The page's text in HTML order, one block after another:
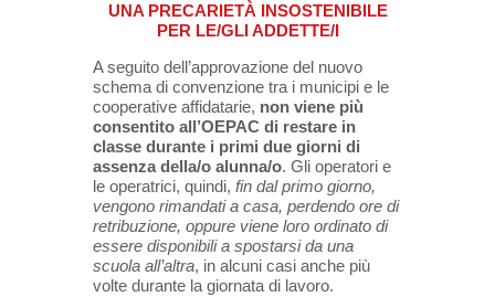
UNA PRECARIETÀ INSOSTENIBILE
PER LE/GLI ADDETTE/I
A seguito dell’approvazione del nuovo
schema di convenzione tra i municipi e le
cooperative affidatarie, non viene più
consentito all’OEPAC di restare in
classe durante i primi due giorni di
assenza della/o alunna/o. Gli operatori e
le operatrici, quindi, fin dal primo giorno,
vengono rimandati a casa, perdendo ore di
retribuzione, oppure viene loro ordinato di
essere disponibili a spostarsi da una
scuola all’altra, in alcuni casi anche più
volte durante la giornata di lavoro.